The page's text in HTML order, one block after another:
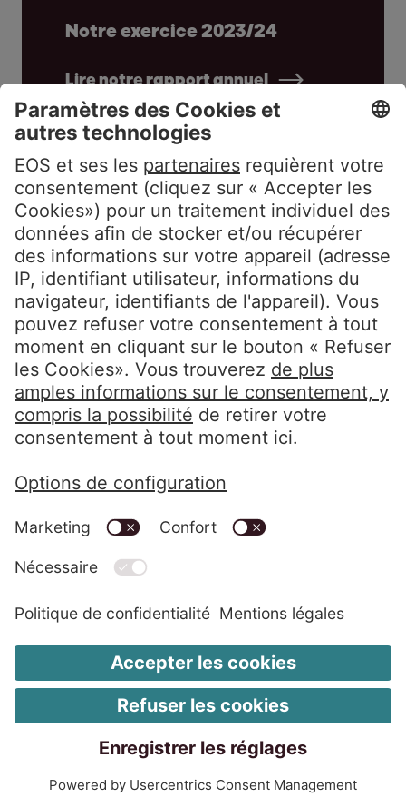
Notre exercice 2023/24
Lire notre rapport annuel
Notre responsabilité
Lire notre rapport de
durabilité
conseil d’administration d’EOS
Lire l’entretien
Rapport PDF